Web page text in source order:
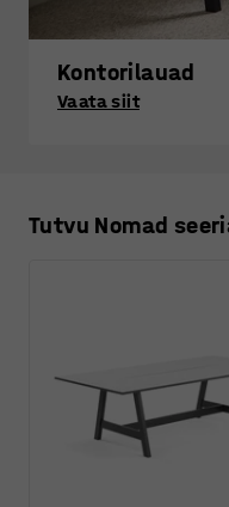
Kontorilauad
Vaata siit
Tutvu Nomad